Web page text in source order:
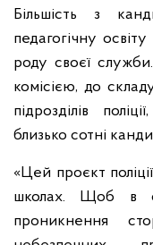
Більшість з
педагогічну
роду своєї
комісією, до
підрозділів
близько сотні
«Цей проєкт
школах. Щоб в
проникнення